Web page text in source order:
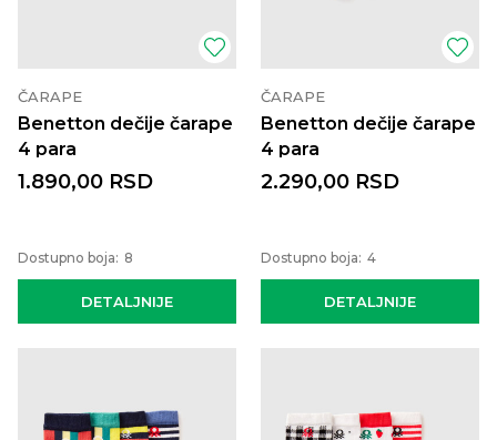
ČARAPE
Benetton dečije čarape
4 para
DETALJNIJE
1.890,00 RSD
Dostupno boja: 8
ČARAPE
Benetton dečije čarape
4 para
DETALJNIJE
2.290,00 RSD
Dostupno boja: 4